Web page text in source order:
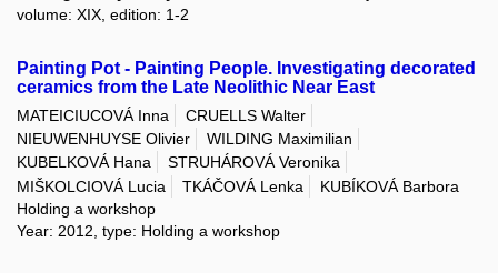
volume: XIX, edition: 1-2
Painting Pot - Painting People. Investigating decorated
ceramics from the Late Neolithic Near East
MATEICIUCOVÁ Inna
CRUELLS Walter
NIEUWENHUYSE Olivier
WILDING Maximilian
KUBELKOVÁ Hana
STRUHÁROVÁ Veronika
MIŠKOLCIOVÁ Lucia
TKÁČOVÁ Lenka
KUBÍKOVÁ Barbora
Holding a workshop
Year: 2012, type: Holding a workshop